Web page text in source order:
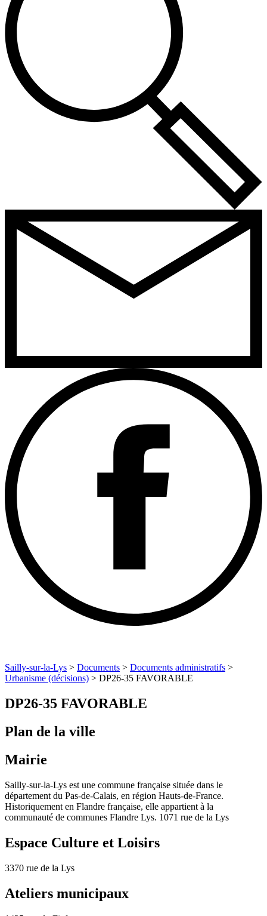
Sailly-sur-la-Lys > Documents > Documents administratifs >
Urbanisme (décisions) > DP26-35 FAVORABLE
DP26-35 FAVORABLE
Plan de la ville
Mairie
Sailly-sur-la-Lys est une commune française située dans le
département du Pas-de-Calais, en région Hauts-de-France.
Historiquement en Flandre française, elle appartient à la
communauté de communes Flandre Lys. 1071 rue de la Lys
Espace Culture et Loisirs
3370 rue de la Lys
Ateliers municipaux